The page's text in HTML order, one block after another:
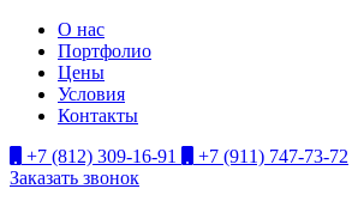
О нас
Портфолио
Цены
Условия
Контакты
+7 (812) 309-16-91
+7 (911) 747-73-72
Заказать звонок